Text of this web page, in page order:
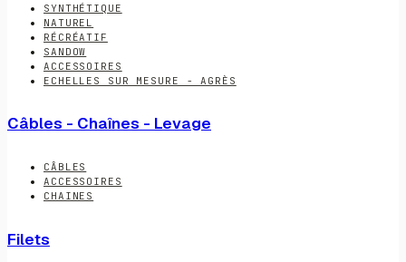
SYNTHÉTIQUE
NATUREL
RÉCRÉATIF
SANDOW
ACCESSOIRES
ECHELLES SUR MESURE - AGRÈS
Câbles - Chaînes - Levage
CÂBLES
ACCESSOIRES
CHAINES
Filets